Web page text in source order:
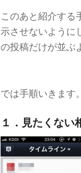
このあと紹介する
示させないように
の投稿だけが並ぶ
では手順いきます。
１．見たくない